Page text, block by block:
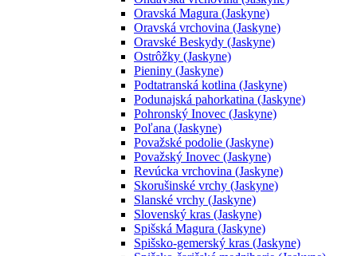
Oravská Magura (Jaskyne)
Oravská vrchovina (Jaskyne)
Oravské Beskydy (Jaskyne)
Ostrôžky (Jaskyne)
Pieniny (Jaskyne)
Podtatranská kotlina (Jaskyne)
Podunajská pahorkatina (Jaskyne)
Pohronský Inovec (Jaskyne)
Poľana (Jaskyne)
Považské podolie (Jaskyne)
Považský Inovec (Jaskyne)
Revúcka vrchovina (Jaskyne)
Skorušinské vrchy (Jaskyne)
Slanské vrchy (Jaskyne)
Slovenský kras (Jaskyne)
Spišská Magura (Jaskyne)
Spišsko-gemerský kras (Jaskyne)